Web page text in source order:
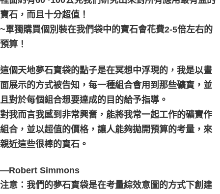
寶石，而且十分超值！
~單獨購買個別裝在我們袋中的寶石會花費2-5倍左右的
預算！
這個天地夢石寶袋的點子是在冥想中浮現的，我是以畫
面展示的方式被告知，每一種組合會用到那些礦寶，並
且對於每個組合想要達成的目的給予指導。
對我而言我感到非常興奮，能將我常一起工作的礦寶作
組合，並以超值的價格，讓人能夠拋開預算的考量，來
親近這些很棒的寶石。
—Robert Simmons
注意：我們的夢石寶袋是在考量綜效意圖的方式下創建